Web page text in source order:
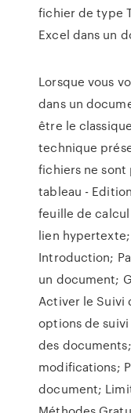
fichier de type
Excel dans un
Lorsque vous
dans un
être le
technique
fichiers ne sont
tableau -
feuille de calcul
lien
Introduction;
un document;
Activer le Suivi
options de
des
modifications;
document;